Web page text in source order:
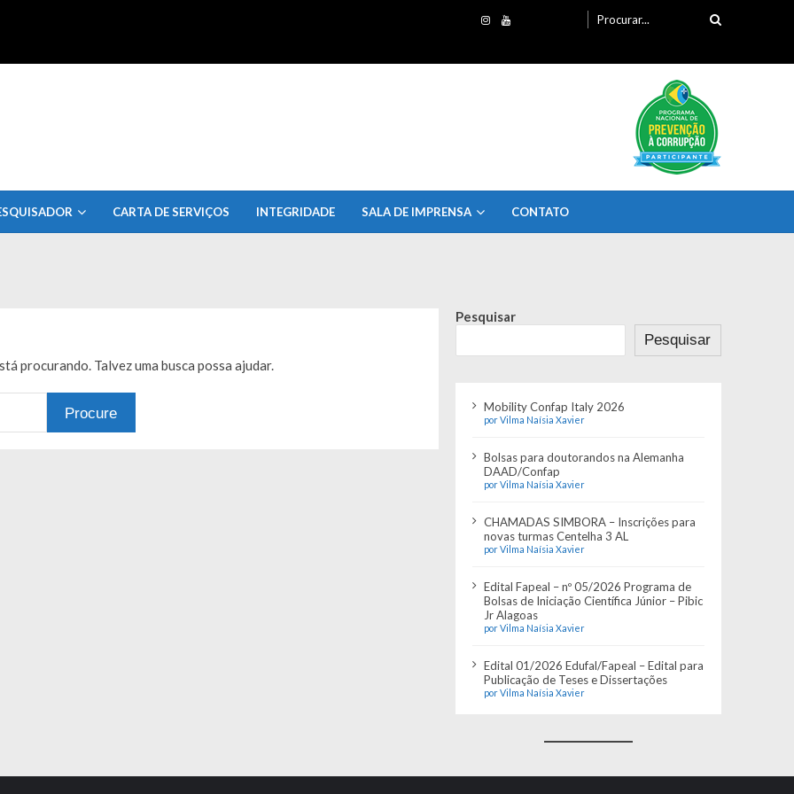
por:
CARTA DE SERVIÇOS INTEGRIDADE SALA DE IMPRENSA CONTATO
procurando. Talvez uma busca possa ajudar.
Pesquisar
Pesquisar
Mobility Confap Italy 2026
por Vilma Naísia Xavier
Bolsas para doutorandos na Alemanha
DAAD/Confap
por Vilma Naísia Xavier
CHAMADAS SIMBORA – Inscrições para
novas turmas Centelha 3 AL
por Vilma Naísia Xavier
Edital Fapeal – nº 05/2026 Programa de
Bolsas de Iniciação Científica Júnior – Pibic
Jr Alagoas
por Vilma Naísia Xavier
Edital 01/2026 Edufal/Fapeal – Edital para
Publicação de Teses e Dissertações
por Vilma Naísia Xavier